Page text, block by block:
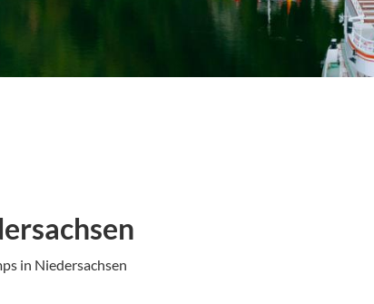
in Niedersachsen